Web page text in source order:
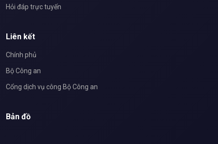
Hỏi đáp trực tuyến
Liên kết
Chính phủ
Bộ Công an
Cổng dịch vụ công Bộ Công an
Bản đồ